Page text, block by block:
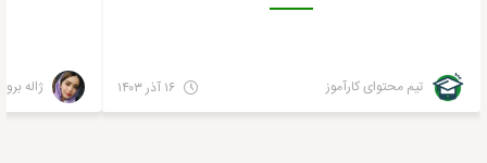
تیم محتوای کارآموز ژاله